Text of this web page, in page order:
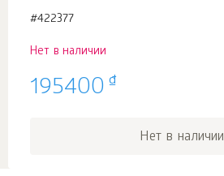
#422377
Нет в наличии
195400 ₫
Нет в наличии